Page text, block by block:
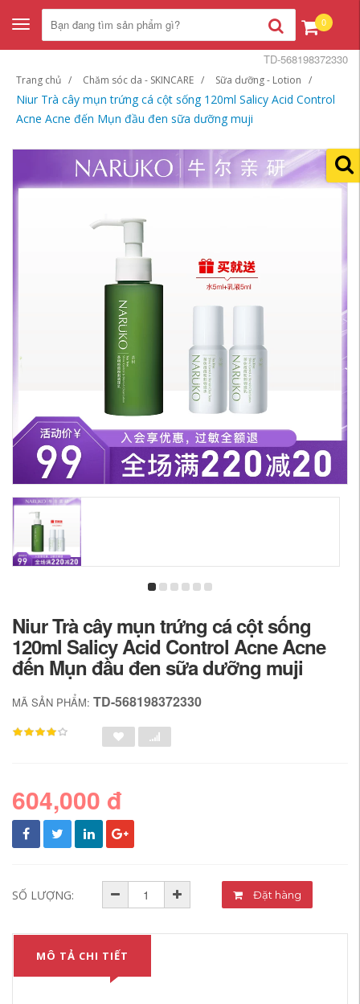
Toggle
navigation
0
Trang chủ Chăm sóc da - SKINCARE Sữa dưỡng - Lotion
Niur Trà cây mụn trứng cá cột sống 120ml Salicy Acid Control
Acne Acne đến Mụn đầu đen sữa dưỡng muji
TD-568198372330
Niur Trà cây mụn trứng cá cột sống
120ml Salicy Acid Control Acne Acne
đến Mụn đầu đen sữa dưỡng muji
MÃ SẢN PHẨM: TD-568198372330
604,000 đ
SỐ LƯỢNG: Đặt hàng
MÔ TẢ CHI TIẾT